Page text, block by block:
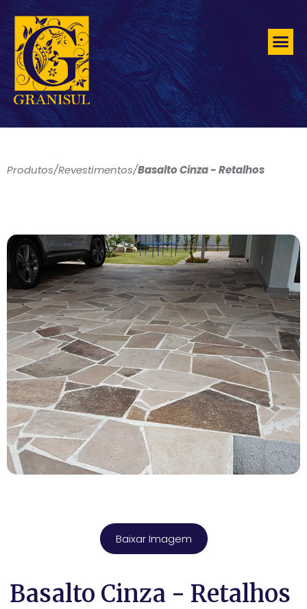
Produtos/Revestimentos/Basalto Cinza - Retalhos
Baixar Imagem
Basalto Cinza - Retalhos